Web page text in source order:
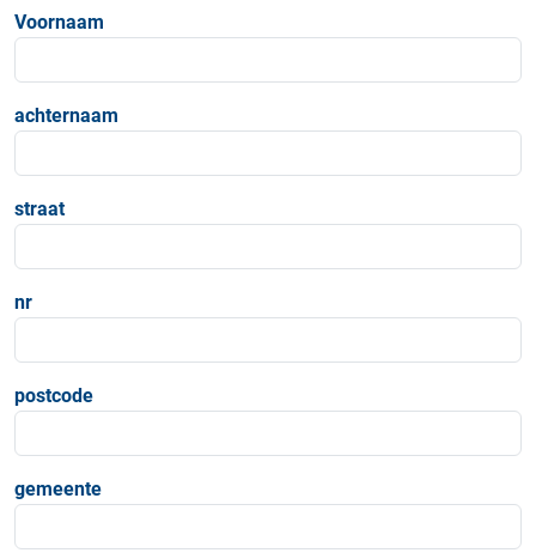
Voornaam
achternaam
straat
nr
postcode
gemeente